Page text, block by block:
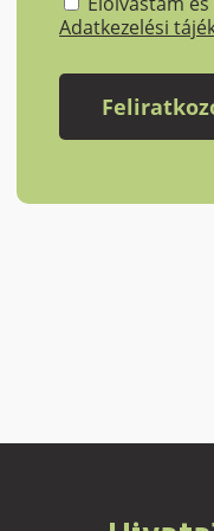
Adatkezelési